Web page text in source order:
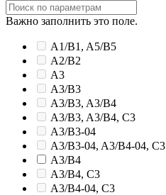
Важно заполнить это поле.
A1/B1, A5/B5
A2/B2
A3
A3/B3
A3/B3, A3/B4
A3/B3, A3/B4, C3
A3/B3-04
A3/B3-04, A3/B4-04, C3
A3/B4
A3/B4, C3
A3/B4-04, C3